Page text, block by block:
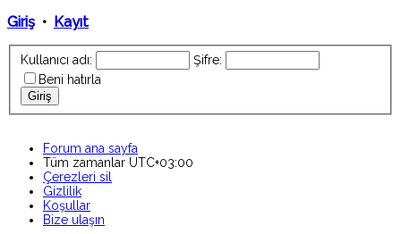
Giriş • Kayıt
Kullanıcı adı:
Şifre:
Beni hatırla
Forum ana sayfa
Tüm zamanlar UTC+03:00
Çerezleri sil
Gizlilik
Koşullar
Bize ulaşın